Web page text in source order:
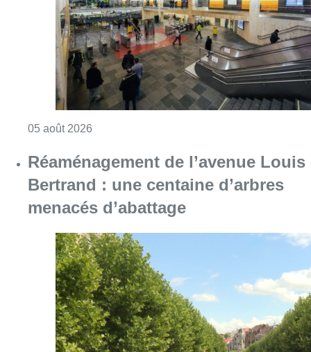
05 août 2026
Réaménagement de l’avenue Louis
Bertrand : une centaine d’arbres
menacés d’abattage